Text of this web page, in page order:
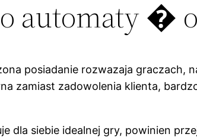
automaty �
posiadanie rozwazaja graczach,
zamiast zadowolenia klienta,
dla siebie idealnej gry, powinien